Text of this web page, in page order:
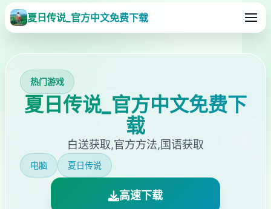
夏日传说_官方中文免费下载
热门游戏
夏日传说_官方中文免费下
载
白送获取,官方方法,国语获取
电脑 夏日传说
高速下载